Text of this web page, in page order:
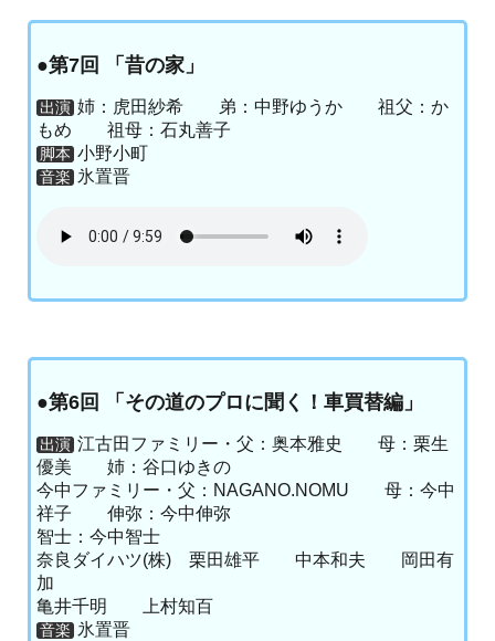
●第7回 「昔の家」
出演 姉：虎田紗希 弟：中野ゆうか 祖父：か
もめ 祖母：石丸善子
脚本 小野小町
音楽 氷置晋
●第6回 「その道のプロに聞く！車買替編」
出演 江古田ファミリー・父：奥本雅史 母：栗生
優美 姉：谷口ゆきの
今中ファミリー・父：NAGANO.NOMU 母：今中
祥子 伸弥：今中伸弥
智士：今中智士
奈良ダイハツ(株) 栗田雄平 中本和夫 岡田有
加
亀井千明 上村知百
音楽 氷置晋